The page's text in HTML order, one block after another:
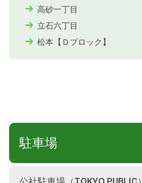
高砂一丁目
立石六丁目
松本【Ｄブロック】
駐車場